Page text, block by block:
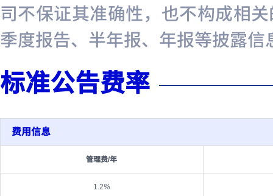
司不保证其准确性，也不构成相
季度报告、半年报、年报等披露信
标准公告费率
费用信息
管理费/年
1.2%